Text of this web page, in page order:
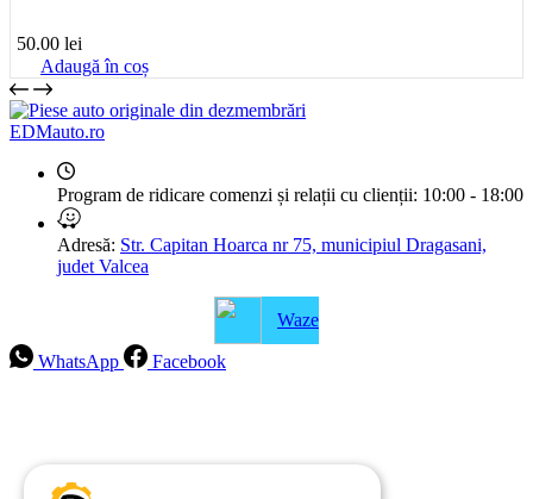
50.00 lei
Adaugă în coș
EDMauto.ro
Program de ridicare comenzi și relații cu clienții: 10:00 - 18:00
Adresă: Str. Capitan Hoarca nr 75, municipiul Dragasani,
judet Valcea
Waze
WhatsApp
Facebook
Politica de ramburs și retur